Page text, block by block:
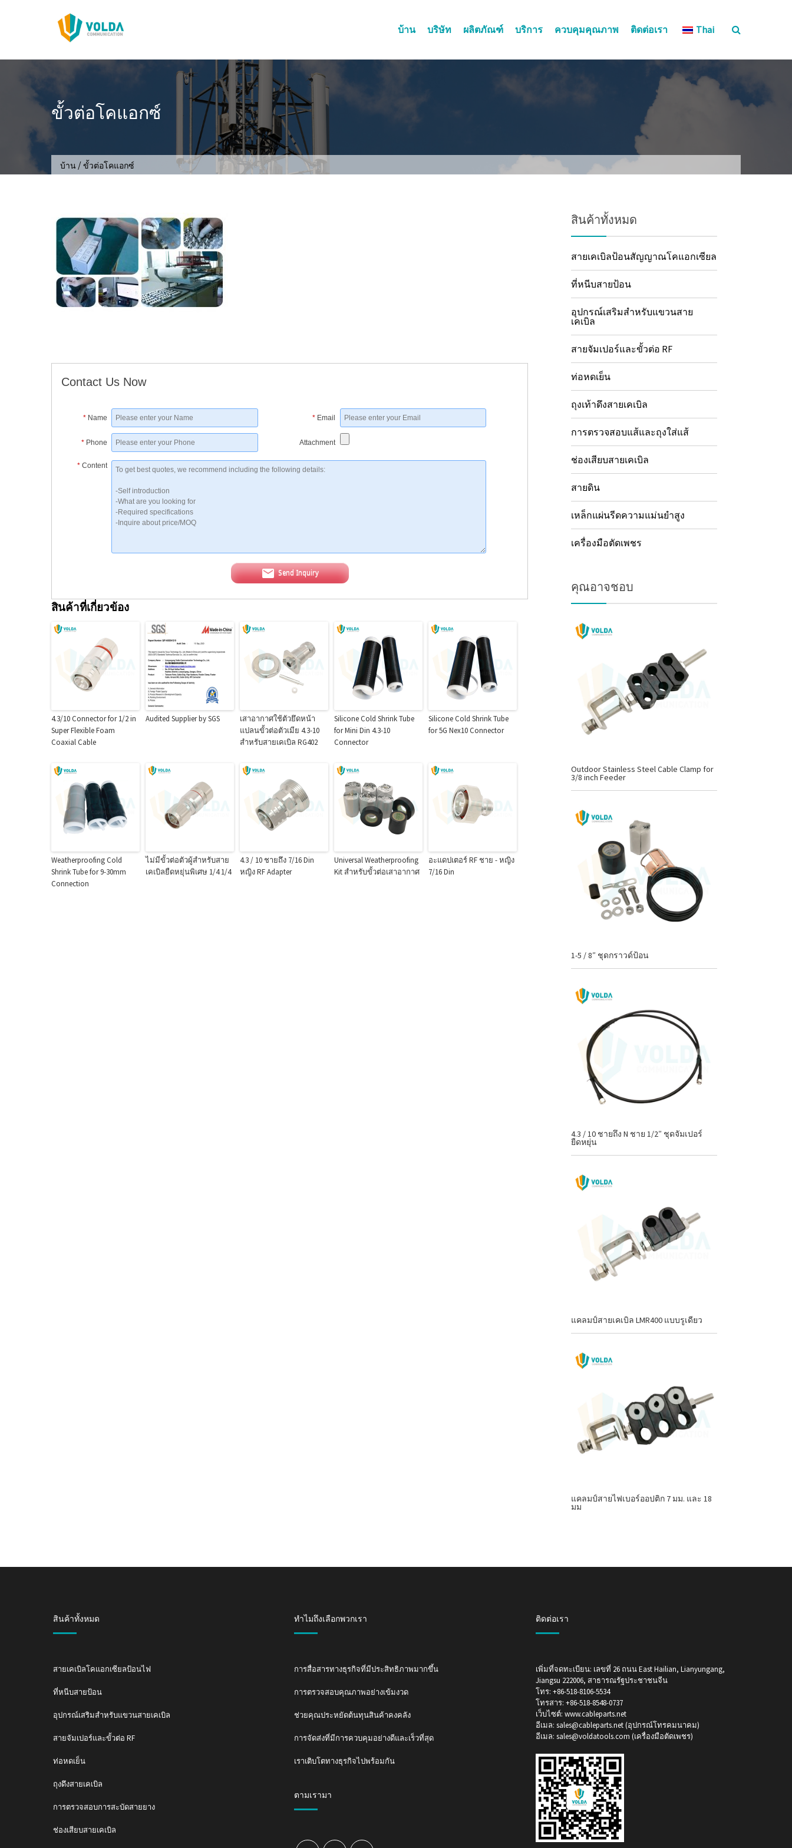
บ้าน บริษัท ผลิตภัณฑ์ บริการ ควบคุมคุณภาพ ติดต่อเรา Thai
ขั้วต่อโคแอกซ์
บ้าน /ขั้วต่อโคแอกซ์
Contact Us Now
* Name * Email
* Phone Attachment
* Content
Send Inquiry
สินค้าที่เกี่ยวข้อง
4.3/10 Connector for 1/2 in
Super Flexible Foam
Coaxial Cable
Audited Supplier by SGS
เสาอากาศใช้ตัวยึดหน้า
แปลนขั้วต่อตัวเมีย 4.3-10
สำหรับสายเคเบิล RG402
Silicone Cold Shrink Tube
for Mini Din 4.3-10
Connector
Silicone Cold Shrink Tube
for 5G Nex10 Connector
Weatherproofing Cold
Shrink Tube for 9-30mm
Connection
ไม่มีขั้วต่อตัวผู้สำหรับสาย
เคเบิลยืดหยุ่นพิเศษ 1/4 1/4
4.3 / 10 ชายถึง 7/16 Din
หญิง RF Adapter
Universal Weatherproofing
Kit สำหรับขั้วต่อเสาอากาศ
อะแดปเตอร์ RF ชาย - หญิง
7/16 Din
สินค้าทั้งหมด
สายเคเบิลป้อนสัญญาณโคแอกเซียล
ที่หนีบสายป้อน
อุปกรณ์เสริมสำหรับแขวนสาย
เคเบิล
สายจัมเปอร์และขั้วต่อ RF
ท่อหดเย็น
ถุงเท้าดึงสายเคเบิล
การตรวจสอบแส้และถุงใส่แส้
ช่องเสียบสายเคเบิล
สายดิน
เหล็กแผ่นรีดความแม่นยำสูง
เครื่องมือตัดเพชร
คุณอาจชอบ
Outdoor Stainless Steel Cable Clamp for
3/8 inch Feeder
1-5 / 8″ ชุดกราวด์ป้อน
4.3 / 10 ชายถึง N ชาย 1/2″ ชุดจัมเปอร์
ยืดหยุ่น
แคลมป์สายเคเบิล LMR400 แบบรูเดียว
แคลมป์สายไฟเบอร์ออปติก 7 มม. และ 18
มม
สินค้าทั้งหมด
สายเคเบิลโคแอกเซียลป้อนไฟ
ที่หนีบสายป้อน
อุปกรณ์เสริมสำหรับแขวนสายเคเบิล
สายจัมเปอร์และขั้วต่อ RF
ท่อหดเย็น
ถุงดึงสายเคเบิล
การตรวจสอบการสะบัดสายยาง
ช่องเสียบสายเคเบิล
ทำไมถึงเลือกพวกเรา
การสื่อสารทางธุรกิจที่มีประสิทธิภาพมากขึ้น
การตรวจสอบคุณภาพอย่างเข้มงวด
ช่วยคุณประหยัดต้นทุนสินค้าคงคลัง
การจัดส่งที่มีการควบคุมอย่างดีและเร็วที่สุด
เราเติบโตทางธุรกิจไปพร้อมกัน
ตามเรามา
ติดต่อเรา
เพิ่มที่จดทะเบียน: เลขที่ 26 ถนน East Hailian, Lianyungang,
Jiangsu 222006, สาธารณรัฐประชาชนจีน
โทร: +86-518-8106-5534
โทรสาร: +86-518-8548-0737
เว็บไซต์: www.cableparts.net
อีเมล: sales@cableparts.net (อุปกรณ์โทรคมนาคม)
อีเมล: sales@voldatools.com (เครื่องมือตัดเพชร)